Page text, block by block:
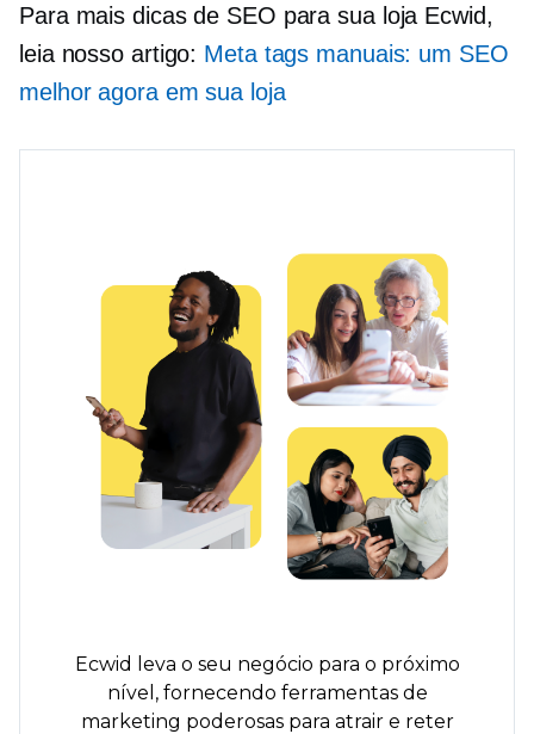
Para mais dicas de SEO para sua loja Ecwid,
leia nosso artigo: Meta tags manuais: um SEO
melhor agora em sua loja
Ecwid leva o seu negócio para o próximo
nível, fornecendo ferramentas de
marketing poderosas para atrair e reter